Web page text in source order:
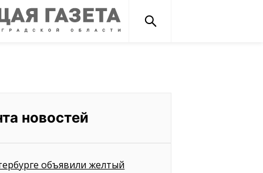
новостей
объявили желтый